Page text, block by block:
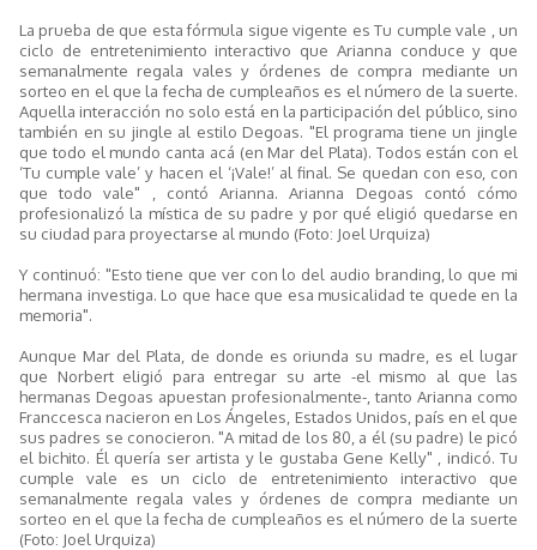
La prueba de que esta fórmula sigue vigente es Tu cumple vale , un
ciclo de entretenimiento interactivo que Arianna conduce y que
semanalmente regala vales y órdenes de compra mediante un
sorteo en el que la fecha de cumpleaños es el número de la suerte.
Aquella interacción no solo está en la participación del público, sino
también en su jingle al estilo Degoas. "El programa tiene un jingle
que todo el mundo canta acá (en Mar del Plata). Todos están con el
‘Tu cumple vale’ y hacen el ‘¡Vale!’ al final. Se quedan con eso, con
que todo vale" , contó Arianna. Arianna Degoas contó cómo
profesionalizó la mística de su padre y por qué eligió quedarse en
su ciudad para proyectarse al mundo (Foto: Joel Urquiza)
Y continuó: "Esto tiene que ver con lo del audio branding, lo que mi
hermana investiga. Lo que hace que esa musicalidad te quede en la
memoria".
Aunque Mar del Plata, de donde es oriunda su madre, es el lugar
que Norbert eligió para entregar su arte -el mismo al que las
hermanas Degoas apuestan profesionalmente-, tanto Arianna como
Franccesca nacieron en Los Ángeles, Estados Unidos, país en el que
sus padres se conocieron. "A mitad de los 80, a él (su padre) le picó
el bichito. Él quería ser artista y le gustaba Gene Kelly" , indicó. Tu
cumple vale es un ciclo de entretenimiento interactivo que
semanalmente regala vales y órdenes de compra mediante un
sorteo en el que la fecha de cumpleaños es el número de la suerte
(Foto: Joel Urquiza)